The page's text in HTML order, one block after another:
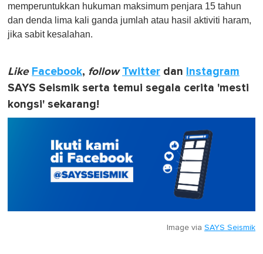
memperuntukkan hukuman maksimum penjara 15 tahun
dan denda lima kali ganda jumlah atau hasil aktiviti haram,
jika sabit kesalahan.
Like Facebook, follow Twitter dan Instagram
SAYS Seismik serta temui segala cerita 'mesti
kongsi' sekarang!
Image via SAYS Seismik